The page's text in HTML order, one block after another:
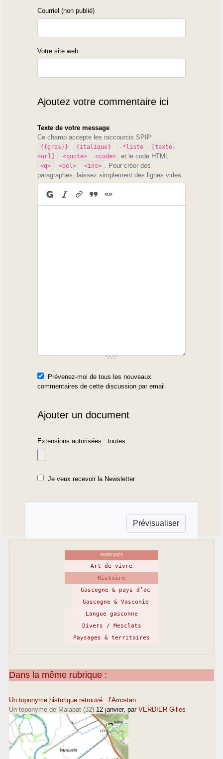
Courriel (non publié)
Votre site web
Ajoutez votre commentaire ici
Texte de votre message
Ce champ accepte les raccourcis SPIP
{{gras}} {italique} -*liste
[texte-
>url]
<quote> <code> et le code HTML
<q> <del> <ins>
. Pour créer des
paragraphes, laissez simplement des lignes vides.
Prévenez-moi de tous les nouveaux
commentaires de cette discussion par email
Ajouter un document
Extensions autorisées : toutes
Je veux recevoir la Newsletter
RUBRIQUES
Art de vivre
Histoire
Gascogne & pays d’oc
Gascogne & Vasconie
Langue gasconne
Divers / Mesclats
Paysages & territoires
Dans la même rubrique :
Un toponyme historique retrouvé : l’Arrostan.
Un toponyme de Malabat (32) 12 janvier, par VERDIER Gilles